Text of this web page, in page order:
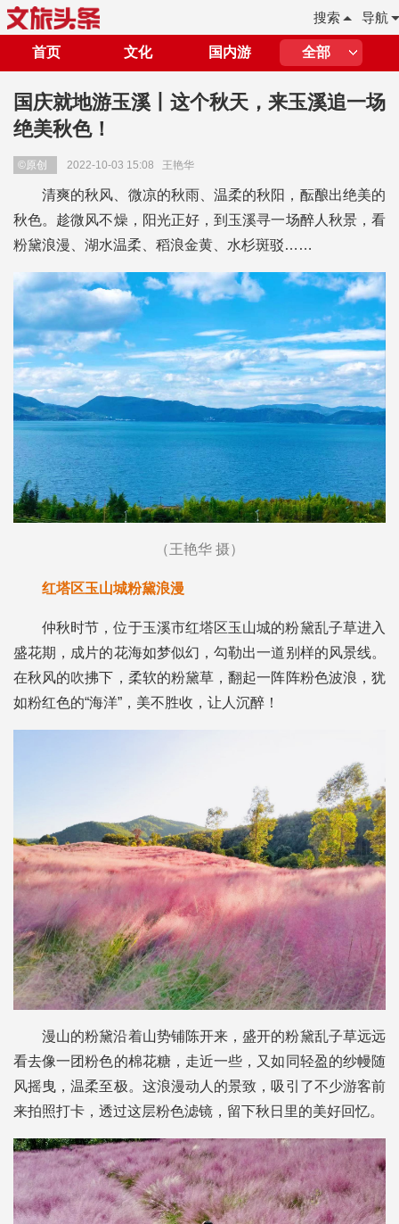
导航
搜索
首页 文化 国内游 全部
国庆就地游玉溪丨这个秋天，来玉溪追一场
绝美秋色！
©原创 2022-10-03 15:08 王艳华
清爽的秋风、微凉的秋雨、温柔的秋阳，酝酿出绝美的
秋色。趁微风不燥，阳光正好，到玉溪寻一场醉人秋景，看
粉黛浪漫、湖水温柔、稻浪金黄、水杉斑驳……
（王艳华 摄）
红塔区玉山城粉黛浪漫
仲秋时节，位于玉溪市红塔区玉山城的粉黛乱子草进入
盛花期，成片的花海如梦似幻，勾勒出一道别样的风景线。
在秋风的吹拂下，柔软的粉黛草，翻起一阵阵粉色波浪，犹
如粉红色的“海洋”，美不胜收，让人沉醉！
漫山的粉黛沿着山势铺陈开来，盛开的粉黛乱子草远远
看去像一团粉色的棉花糖，走近一些，又如同轻盈的纱幔随
风摇曳，温柔至极。这浪漫动人的景致，吸引了不少游客前
来拍照打卡，透过这层粉色滤镜，留下秋日里的美好回忆。